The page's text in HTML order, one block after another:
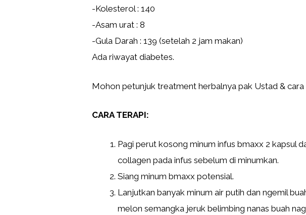
-Kolesterol : 140
-Asam urat : 8
-Gula Darah : 139 (setelah 2 jam makan)
Ada riwayat diabetes.
Mohon petunjuk treatment herbalnya pak Ustad & cara
CARA TERAPI:
Pagi perut kosong minum infus bmaxx 2 kapsul
collagen pada infus sebelum di minumkan.
Siang minum bmaxx potensial.
Lanjutkan banyak minum air putih dan ngemil
melon semangka jeruk belimbing nanas buah